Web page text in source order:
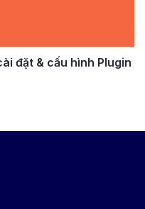
đặt & cấu hình Plugin